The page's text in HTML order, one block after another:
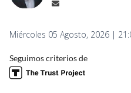
Miércoles 05 Agosto, 2026 |
Seguimos criterios de